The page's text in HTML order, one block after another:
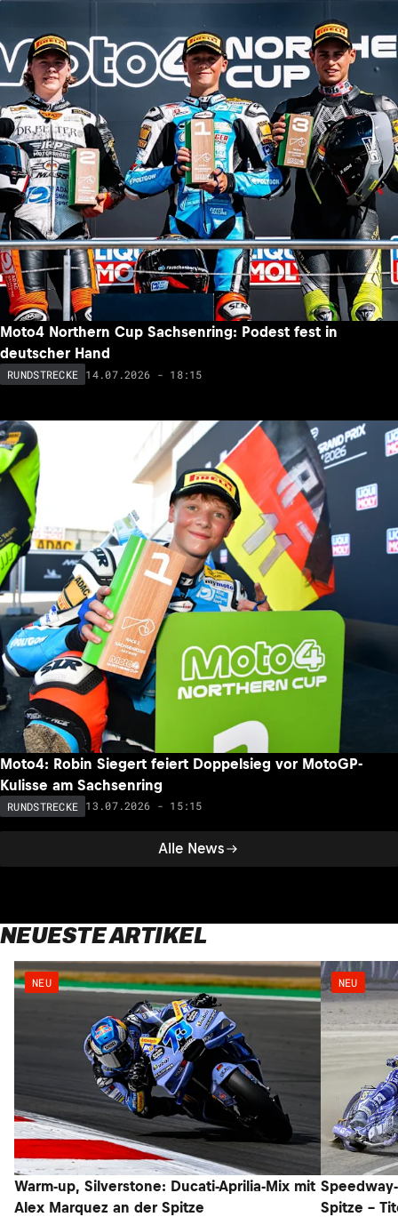
Alle News
Moto4 Northern Cup Sachsenring: Podest fest in
deutscher Hand
RUNDSTRECKE 14.07.2026 - 18:15
Moto4: Robin Siegert feiert Doppelsieg vor MotoGP-
Kulisse am Sachsenring
RUNDSTRECKE 13.07.2026 - 15:15
NEUESTE ARTIKEL
NEU
Warm-up, Silverstone: Ducati-Aprilia-Mix mit
Alex Marquez an der Spitze
NEU
Spitze –